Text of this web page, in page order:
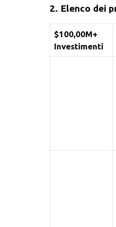
2. Elenco dei
$100,00M+
Investimenti